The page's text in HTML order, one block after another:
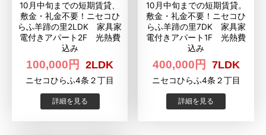
10月中旬までの短期賃貸、
敷金・礼金不要！ニセコひ
らふ羊蹄の里2LDK 家具家
電付きアパート2F 光熱費
込み
100,000円 2LDK
ニセコひらふ4条２丁目
詳細を見る
10月中旬までの短期賃貸。
敷金・礼金不要！ニセコひ
らふ羊蹄の里7DK 家具家
電付きアパート1F 光熱費
込み
400,000円 7LDK
ニセコひらふ4条２丁目
詳細を見る